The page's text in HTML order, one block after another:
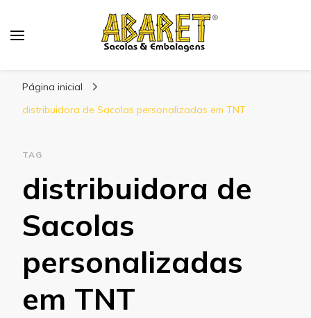
Página inicial
distribuidora de Sacolas personalizadas em TNT
TAG
distribuidora de
Sacolas
personalizadas
em TNT